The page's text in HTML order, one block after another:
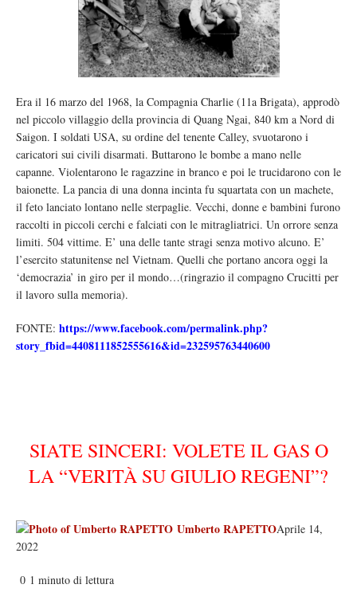
Era il 16 marzo del 1968, la Compagnia Charlie (11a Brigata), approdò
nel piccolo villaggio della provincia di Quang Ngai, 840 km a Nord di
Saigon. I soldati USA, su ordine del tenente Calley, svuotarono i
caricatori sui civili disarmati. Buttarono le bombe a mano nelle
capanne. Violentarono le ragazzine in branco e poi le trucidarono con le
baionette. La pancia di una donna incinta fu squartata con un machete,
il feto lanciato lontano nelle sterpaglie. Vecchi, donne e bambini furono
raccolti in piccoli cerchi e falciati con le mitragliatrici. Un orrore senza
limiti. 504 vittime. E’ una delle tante stragi senza motivo alcuno. E’
l’esercito statunitense nel Vietnam. Quelli che portano ancora oggi la
‘democrazia’ in giro per il mondo…(ringrazio il compagno Crucitti per
il lavoro sulla memoria).
FONTE: https://www.facebook.com/permalink.php?
story_fbid=4408111852555616&id=232595763440600
SIATE SINCERI: VOLETE IL GAS O
LA “VERITÀ SU GIULIO REGENI”?
Umberto RAPETTOAprile 14,
2022
0 1 minuto di lettura